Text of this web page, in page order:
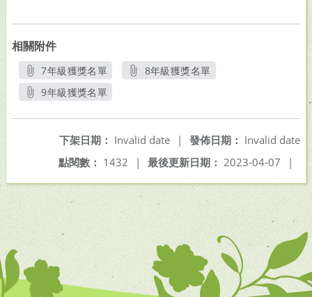
相關附件
7年級獲獎名單
另開新視窗
8年級獲獎名單
9年級獲獎名單
發佈日期： Invalid date
下架日期： Invalid date
|
最後更新日期： 2023-04-07 |
點閱數： 1432 |